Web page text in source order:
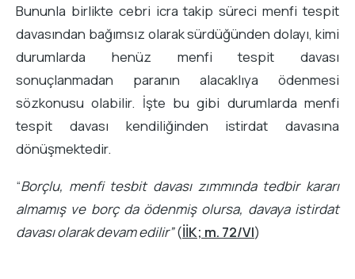
Bununla birlikte cebri icra takip süreci menfi tespit
davasından bağımsız olarak sürdüğünden dolayı, kimi
durumlarda henüz menfi tespit davası
sonuçlanmadan paranın alacaklıya ödenmesi
sözkonusu olabilir. İşte bu gibi durumlarda menfi
tespit davası kendiliğinden istirdat davasına
dönüşmektedir.
“Borçlu, menfi tesbit davası zımmında tedbir kararı
almamış ve borç da ödenmiş olursa, davaya istirdat
davası olarak devam edilir”(İİK; m. 72/VI)